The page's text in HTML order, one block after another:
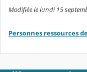
Modifiée le lundi 15
Personnes ressources